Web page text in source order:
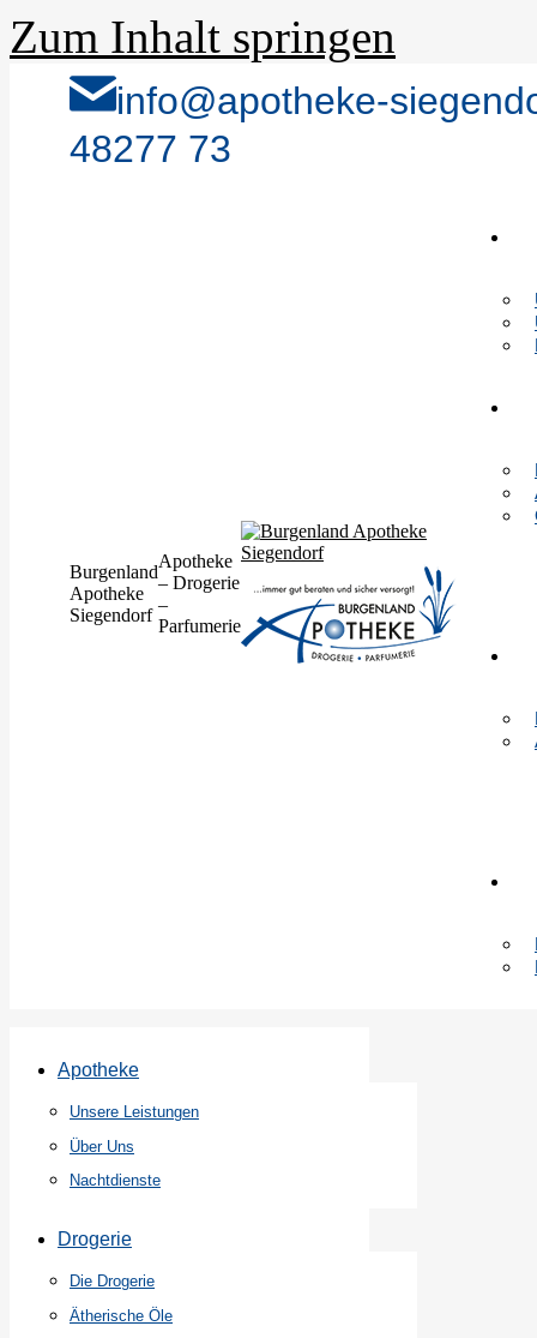
Zum Inhalt springen
info@apotheke-
48277 73
Burgenland
Apotheke
Siegendorf
Apotheke
– Drogerie
–
Parfumerie
Apotheke
Unsere Leistungen
Über Uns
Nachtdienste
Drogerie
Die Drogerie
Ätherische Öle